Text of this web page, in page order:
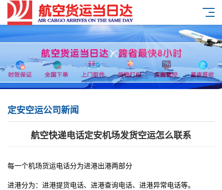
定安空运公司新闻
航空快递电话定安机场发货空运怎么联系
每一个机场货运电话分为进港出港两部分
进港分为：进港提货电话、进港查询电话、进港异常电话等。